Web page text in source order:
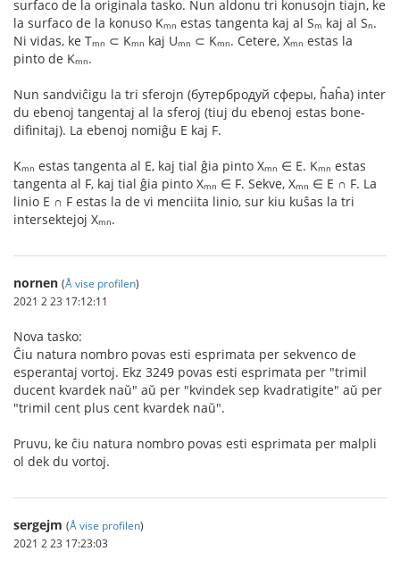
surfaco de la originala tasko. Nun aldonu tri konusojn tiajn, ke
la surfaco de la konuso Kₘₙ estas tangenta kaj al Sₘ kaj al Sₙ.
Ni vidas, ke Tₘₙ ⊂ Kₘₙ kaj Uₘₙ ⊂ Kₘₙ. Cetere, Xₘₙ estas la
pinto de Kₘₙ.
Nun sandviĉigu la tri sferojn (бутербродуй сферы, ĥaĥa) inter
du ebenoj tangentaj al la sferoj (tiuj du ebenoj estas bone-
difinitaj). La ebenoj nomiĝu E kaj F.
Kₘₙ estas tangenta al E, kaj tial ĝia pinto Xₘₙ ∈ E. Kₘₙ estas
tangenta al F, kaj tial ĝia pinto Xₘₙ ∈ F. Sekve, Xₘₙ ∈ E ∩ F. La
linio E ∩ F estas la de vi menciita linio, sur kiu kuŝas la tri
intersektejoj Xₘₙ.
nornen (Å vise profilen)
2021 2 23 17:12:11
Nova tasko:
Ĉiu natura nombro povas esti esprimata per sekvenco de
esperantaj vortoj. Ekz 3249 povas esti esprimata per "trimil
ducent kvardek naŭ" aŭ per "kvindek sep kvadratigite" aŭ per
"trimil cent plus cent kvardek naŭ".
Pruvu, ke ĉiu natura nombro povas esti esprimata per malpli
ol dek du vortoj.
sergejm (Å vise profilen)
2021 2 23 17:23:03